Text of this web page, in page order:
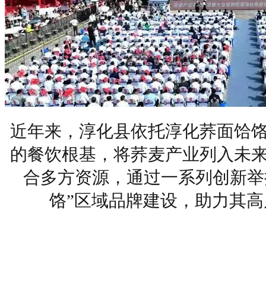
近年来，淳化县依托淳化荞面饸
的餐饮根基，将荞麦产业列入未
合多方资源，通过一系列创新
饹”区域品牌建设，助力其